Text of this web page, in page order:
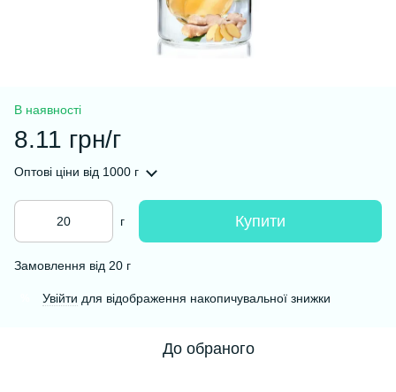
В наявності
8.11 грн/г
Оптові ціни від 1000 г
г Купити
Замовлення від 20 г
Увійти для відображення накопичувальної знижки
До обраного